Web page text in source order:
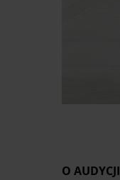
O AUDYCJI